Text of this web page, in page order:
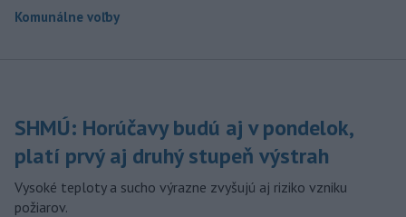
Komunálne voľby
SHMÚ: Horúčavy budú aj v pondelok,
platí prvý aj druhý stupeň výstrah
Vysoké teploty a sucho výrazne zvyšujú aj riziko vzniku
požiarov.